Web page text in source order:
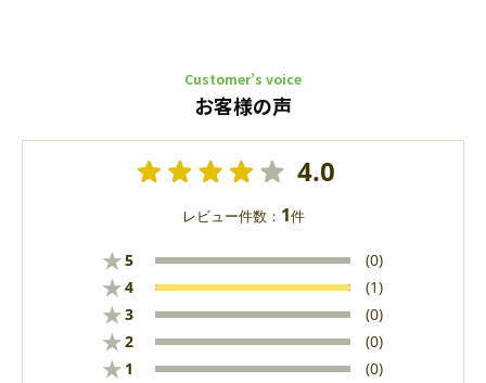
Customer’s voice
お客様の声
4.0
レビュー件数： 1件
★5 (0)
★4 (1)
★3 (0)
★2 (0)
★ 1 (0)